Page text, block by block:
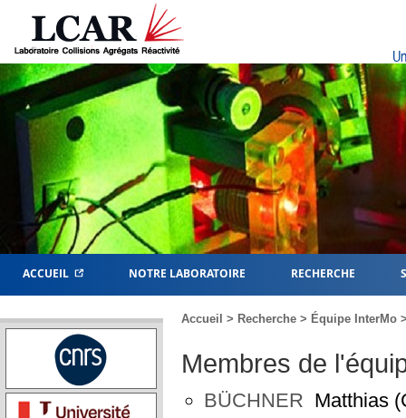
ACCUEIL NOTRE LABORATOIRE RECHERCHE
Accueil > Recherche > Équipe InterMo
Membres de
BÜCHNER Matthias